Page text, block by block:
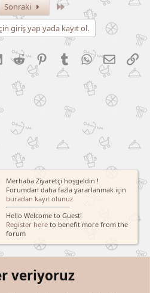
Sonraki Son
giriş yap yada kayıt ol.
LinkedIn
Reddit PinterestTumblrWhatsApp
E-posta
Merhaba Ziyaretçi hoşgeldin !
Forumdan daha fazla yararlanmak için
buradan kayıt olunuz
Hello Welcome to Guest!
Register here to benefit more from the
forum
veriyoruz